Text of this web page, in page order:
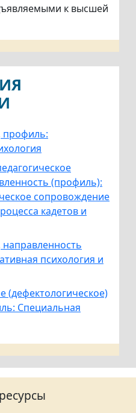
к высшей
профиль:
(профиль):
сопровождение
кадетов и
направленность
психология и
(дефектологическое)
Специальная